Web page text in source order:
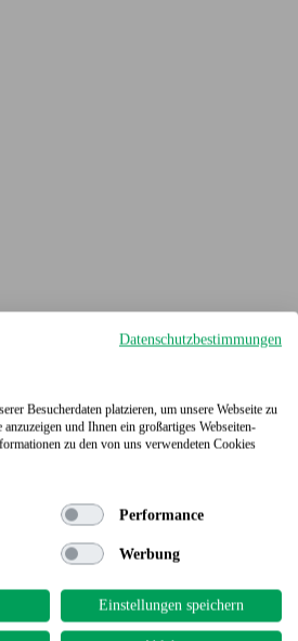
Datenschutzbestimmungen
Besucherdaten platzieren, um unsere Webseite zu
und Ihnen ein großartiges Webseiten-
zu den von uns verwendeten Cookies
Performance
Werbung
Einstellungen speichern